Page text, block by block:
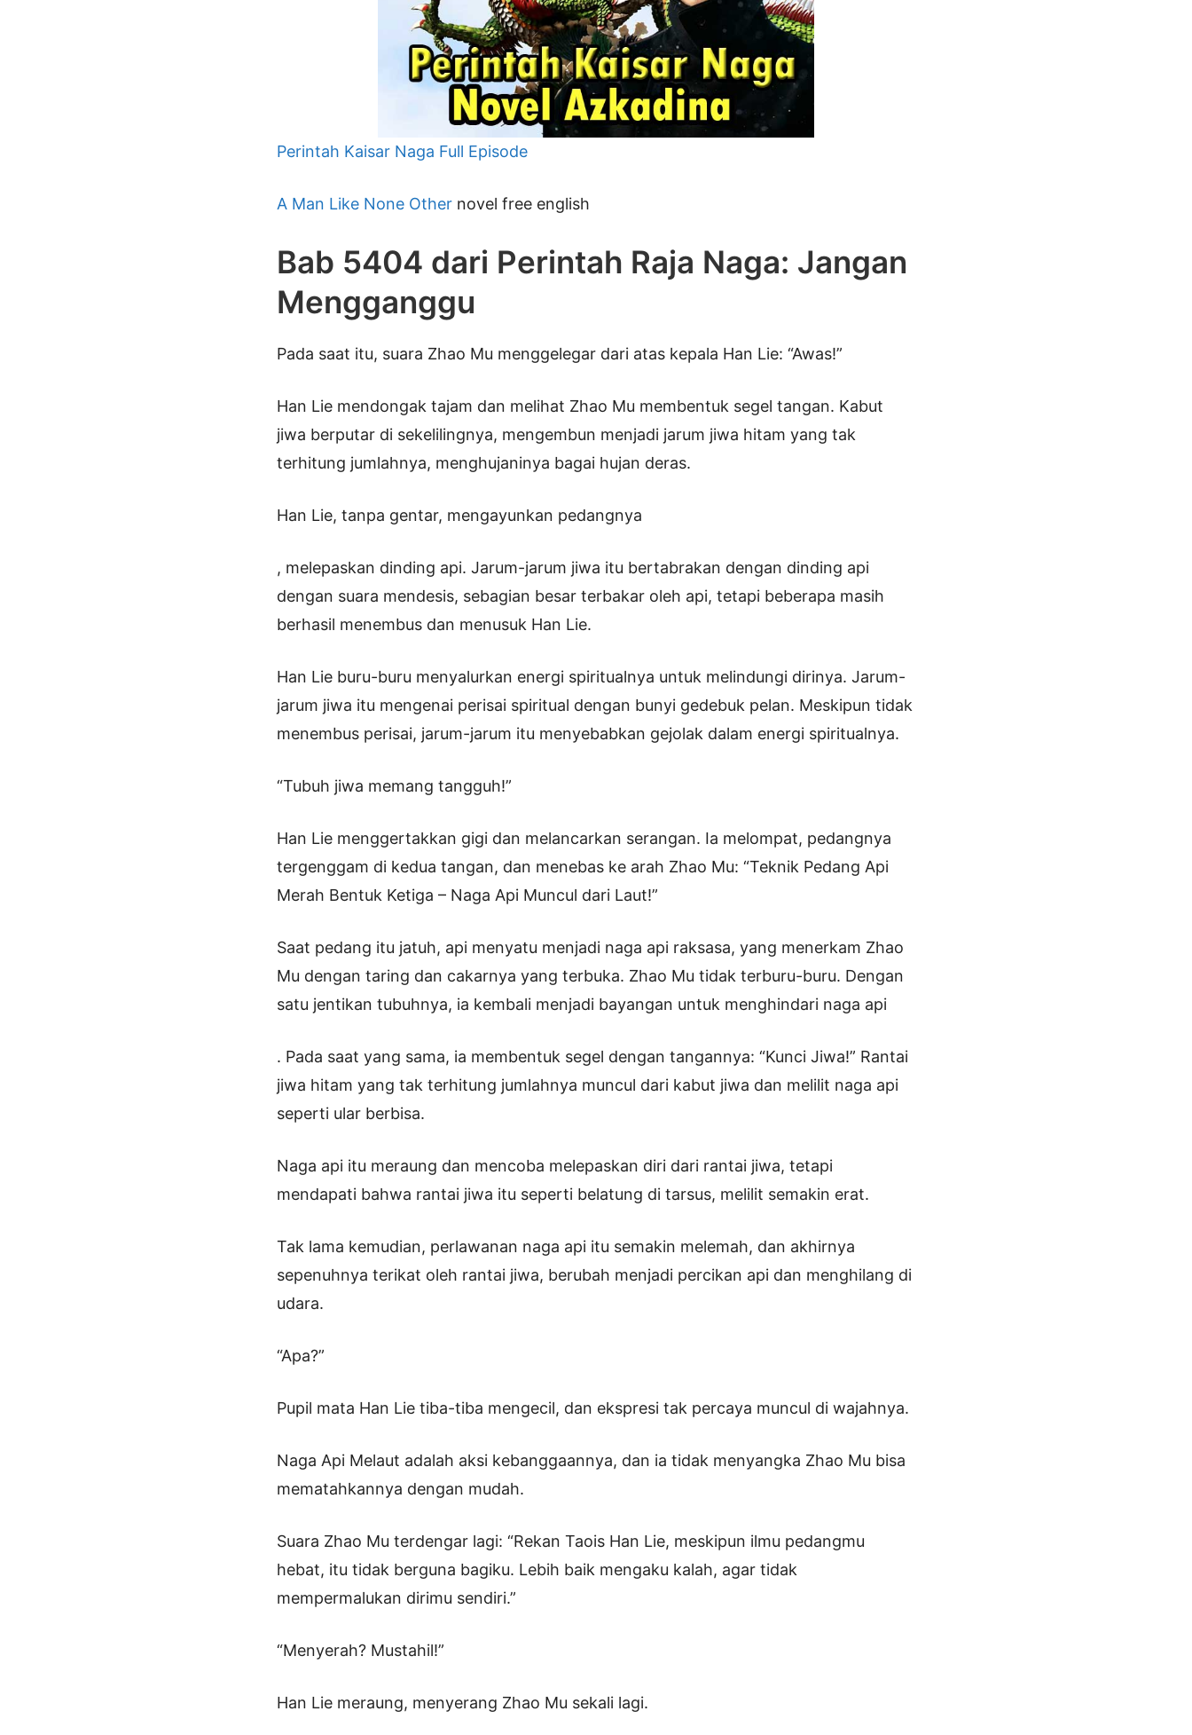
Perintah Kaisar Naga Full Episode
A Man Like None Other novel free english
Bab 5404 dari Perintah Raja Naga: Jangan
Mengganggu
Pada saat itu, suara Zhao Mu menggelegar dari atas kepala Han Lie: “Awas!”
Han Lie mendongak tajam dan melihat Zhao Mu membentuk segel tangan. Kabut
jiwa berputar di sekelilingnya, mengembun menjadi jarum jiwa hitam yang tak
terhitung jumlahnya, menghujaninya bagai hujan deras.
Han Lie, tanpa gentar, mengayunkan pedangnya
, melepaskan dinding api. Jarum-jarum jiwa itu bertabrakan dengan dinding api
dengan suara mendesis, sebagian besar terbakar oleh api, tetapi beberapa masih
berhasil menembus dan menusuk Han Lie.
Han Lie buru-buru menyalurkan energi spiritualnya untuk melindungi dirinya. Jarum-
jarum jiwa itu mengenai perisai spiritual dengan bunyi gedebuk pelan. Meskipun tidak
menembus perisai, jarum-jarum itu menyebabkan gejolak dalam energi spiritualnya.
“Tubuh jiwa memang tangguh!”
Han Lie menggertakkan gigi dan melancarkan serangan. Ia melompat, pedangnya
tergenggam di kedua tangan, dan menebas ke arah Zhao Mu: “Teknik Pedang Api
Merah Bentuk Ketiga – Naga Api Muncul dari Laut!”
Saat pedang itu jatuh, api menyatu menjadi naga api raksasa, yang menerkam Zhao
Mu dengan taring dan cakarnya yang terbuka. Zhao Mu tidak terburu-buru. Dengan
satu jentikan tubuhnya, ia kembali menjadi bayangan untuk menghindari naga api
. Pada saat yang sama, ia membentuk segel dengan tangannya: “Kunci Jiwa!” Rantai
jiwa hitam yang tak terhitung jumlahnya muncul dari kabut jiwa dan melilit naga api
seperti ular berbisa.
Naga api itu meraung dan mencoba melepaskan diri dari rantai jiwa, tetapi
mendapati bahwa rantai jiwa itu seperti belatung di tarsus, melilit semakin erat.
Tak lama kemudian, perlawanan naga api itu semakin melemah, dan akhirnya
sepenuhnya terikat oleh rantai jiwa, berubah menjadi percikan api dan menghilang di
udara.
“Apa?”
Pupil mata Han Lie tiba-tiba mengecil, dan ekspresi tak percaya muncul di wajahnya.
Naga Api Melaut adalah aksi kebanggaannya, dan ia tidak menyangka Zhao Mu bisa
mematahkannya dengan mudah.
Suara Zhao Mu terdengar lagi: “Rekan Taois Han Lie, meskipun ilmu pedangmu
hebat, itu tidak berguna bagiku. Lebih baik mengaku kalah, agar tidak
mempermalukan dirimu sendiri.”
“Menyerah? Mustahil!”
Han Lie meraung, menyerang Zhao Mu sekali lagi.